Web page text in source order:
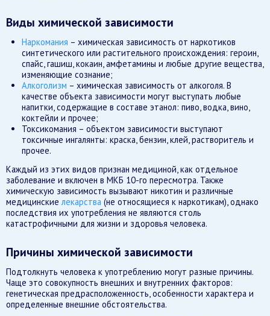
Виды химической зависимости
Наркомания – химическая зависимость от наркотиков
синтетического или растительного происхождения: героин,
спайс, гашиш, кокаин, амфетамины и любые другие вещества,
изменяющие сознание;
Алкоголизм – химическая зависимость от алкоголя. В
качестве объекта зависимости могут выступать любые
напитки, содержащие в составе этанол: пиво, водка, вино,
коктейли и прочее;
Токсикомания – объектом зависимости выступают
токсичные ингалянты: краска, бензин, клей, растворитель и
прочее.
Каждый из этих видов признан медициной, как отдельное
заболевание и включен в МКБ 10-го пересмотра. Также
химическую зависимость вызывают никотин и различные
медицинские лекарства (не относящиеся к наркотикам), однако
последствия их употребления не являются столь
катастрофичными для жизни и здоровья человека.
Причины химической зависимости
Подтолкнуть человека к употреблению могут разные причины.
Чаще это совокупность внешних и внутренних факторов:
генетическая предрасположенность, особенности характера и
определенные внешние обстоятельства.